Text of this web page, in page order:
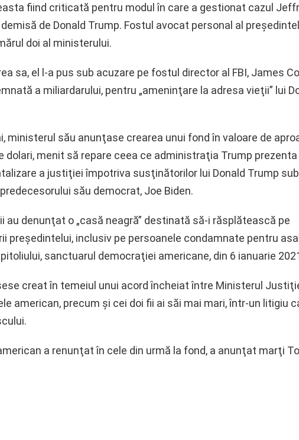
fiind criticată pentru modul în care a gestionat cazul
de Donald Trump. Fostul avocat personal al
doi al ministerului.
sa, el l-a pus sub acuzare pe fostul director al FBI, James
a miliardarului, pentru „ameninţare la adresa vieţii” lui
ministerul său anunţase crearea unui fond în valoare de
dolari, menit să repare ceea ce administraţia Trump
a justiţiei împotriva susţinătorilor lui Donald Trump sub
său democrat, Joe Biden.
au denunţat o „casă neagră” destinată să-i răsplătească pe
preşedintelui, inclusiv pe persoanele condamnate pentru
sanctuarul democraţiei americane, din 6 ianuarie
creat în temeiul unui acord încheiat între Ministerul
american, precum şi cei doi fii ai săi mai mari, într-un litigiu
a renunţat în cele din urmă la fond, a anunţat marţi